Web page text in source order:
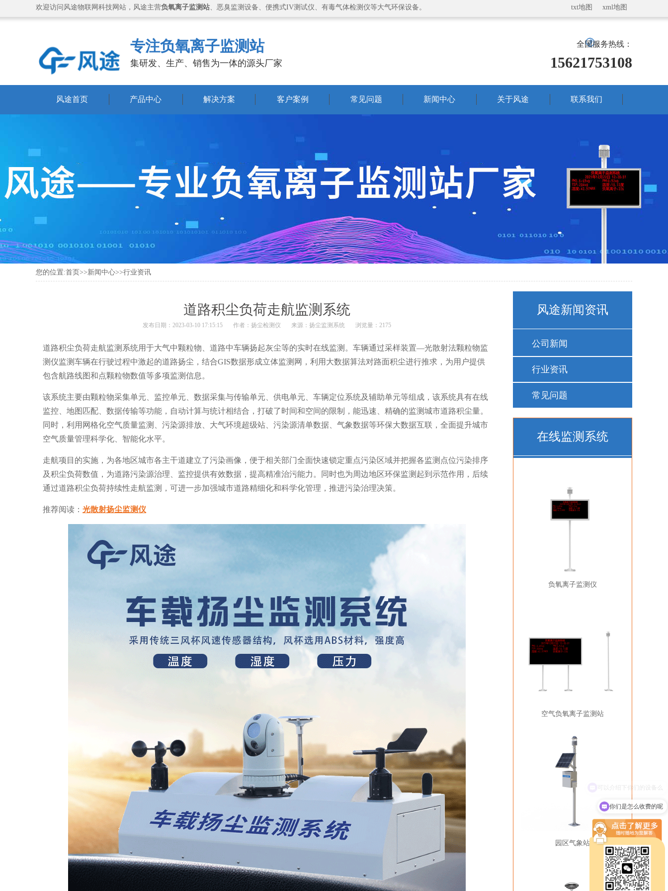
欢迎访问风途物联网科技网站，风途主营负氧离子监测站、恶臭监测设备、便携式IV测试仪、有毒气体检测仪等大气环保设备。 txt地图 xml地图
专注负氧离子监测站
集研发、生产、销售为一体的源头厂家
全国服务热线：
15621753108
风途首页 产品中心 解决方案 客户案例 常见问题 新闻中心 关于风途 联系我们
您的位置:首页 >>新闻中心>>行业资讯
道路积尘负荷走航监测系统
发布日期：2023-03-10 17:15:15 作者： 扬尘检测仪 来源： 扬尘监测系统 浏览量：2175
道路积尘负荷走航监测系统用于大气中颗粒物、道路中车辆扬起灰尘等的实时在线监测。车辆通过采样装置—光散射法颗粒物监
测仪监测车辆在行驶过程中激起的道路扬尘，结合GIS数据形成立体监测网，利用大数据算法对路面积尘进行推求，为用户提供
包含航路线图和点颗粒物数值等多项监测信息。
该系统主要由颗粒物采集单元、监控单元、数据采集与传输单元、供电单元、车辆定位系统及辅助单元等组成，该系统具有在线
监控、地图匹配、数据传输等功能，自动计算与统计相结合，打破了时间和空间的限制，能迅速、精确的监测城市道路积尘量。
同时，利用网格化空气质量监测、污染源排放、大气环境超级站、污染源清单数据、气象数据等环保大数据互联，全面提升城市
空气质量管理科学化、智能化水平。
走航项目的实施，为各地区城市各主干道建立了污染画像，便于相关部门全面快速锁定重点污染区域并把握各监测点位污染排序
及积尘负荷数值，为道路污染源治理、监控提供有效数据，提高精准治污能力。同时也为周边地区环保监测起到示范作用，后续
通过道路积尘负荷持续性走航监测，可进一步加强城市道路精细化和科学化管理，推进污染治理决策。
推荐阅读： 光散射扬尘监测仪
风途新闻资讯
公司新闻
行业资讯
常见问题
在线监测系统
负氧离子监测仪
空气负氧离子监测站
园区气象站
你们是怎么收费的呢